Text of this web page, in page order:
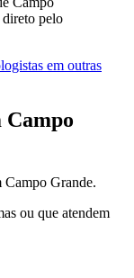
pelo
em outras
Campo
Campo Grande.
ou que atendem